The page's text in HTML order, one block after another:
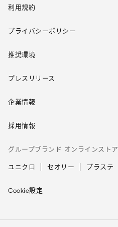
利用規約
プライバシーポリシー
推奨環境
プレスリリース
企業情報
採用情報
グループブランド オンラインストア
ユニクロ セオリー プラステ
Cookie設定